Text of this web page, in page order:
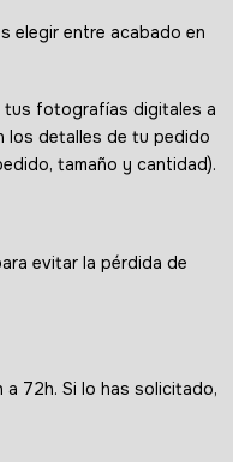
elegir entre acabado en
tus fotografías digitales a
los detalles de tu pedido
tamaño y cantidad).
evitar la pérdida de
72h. Si lo has solicitado,